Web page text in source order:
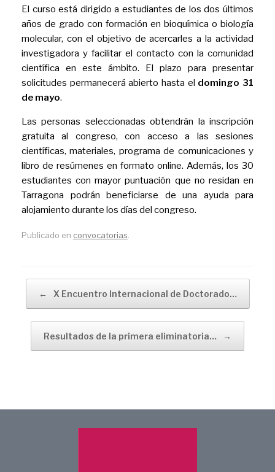
El curso está dirigido a estudiantes de los dos últimos
años de grado con formación en bioquímica o biología
molecular, con el objetivo de acercarles a la actividad
investigadora y facilitar el contacto con la comunidad
científica en este ámbito. El plazo para presentar
solicitudes permanecerá abierto hasta el domingo 31
de mayo.
Las personas seleccionadas obtendrán la inscripción
gratuita al congreso, con acceso a las sesiones
científicas, materiales, programa de comunicaciones y
libro de resúmenes en formato online. Además, los 30
estudiantes con mayor puntuación que no residan en
Tarragona podrán beneficiarse de una ayuda para
alojamiento durante los días del congreso.
Publicado en convocatorias
← X Encuentro Internacional de Doctorado…
Resultados de la primera eliminatoria… →